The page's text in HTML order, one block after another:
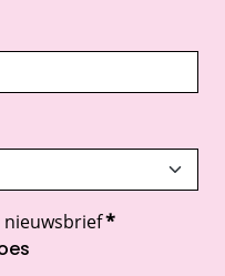
nieuwsbrief*